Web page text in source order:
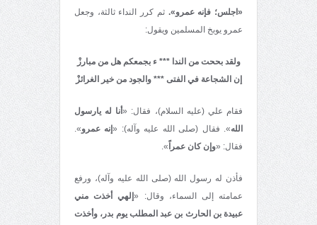
«اجلس؛ فإنه عمرو». ثم كرر النداء ثالثة، وجعل
عمرو يوبخ المسلمين ويقول:
ولقد بححت من الندا *** ء بجمعكم هل من مبارزْ
إن الشجاعة في الفتى *** والجود من خير الغرائزْ
فقام علي (عليه السلام)، فقال: «أنا له يارسول
الله». فقال (صلى الله عليه وآله): «إنه عمرو».
فقال: «وإن كان عمراً».
فأذن له رسول الله (صلى الله عليه وآله)، ورفع
عمامته إلى السماء، وقال: «إلهي أخذت مني
عبيدة بن الحارث بن عبد المطلب يوم بدر، وأخذت